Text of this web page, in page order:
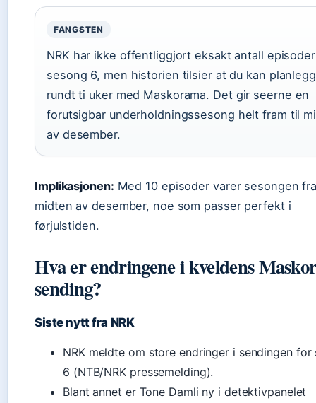
FANGSTEN
NRK har ikke offentliggjort eksakt antall
sesong 6, men historien tilsier at du kan
rundt ti uker med Maskorama. Det gir seerne en
forutsigbar underholdningssesong helt fram til
av desember.
Implikasjonen: Med 10 episoder varer sesongen
midten av desember, noe som passer perfekt i
førjulstiden.
Hva er endringene i kveldens
sending?
Siste nytt fra NRK
NRK meldte om store endringer i sendingen for
6 (NTB/NRK pressemelding).
Blant annet er Tone Damli ny i detektivpanelet